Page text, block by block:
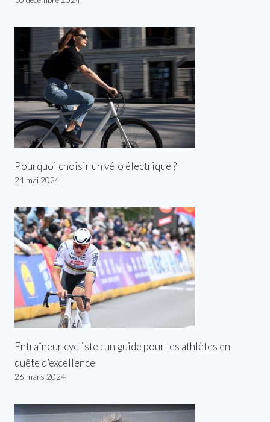
Pourquoi choisir un vélo électrique ?
24 mai 2024
Entraîneur cycliste : un guide pour les athlètes en
quête d’excellence
26 mars 2024